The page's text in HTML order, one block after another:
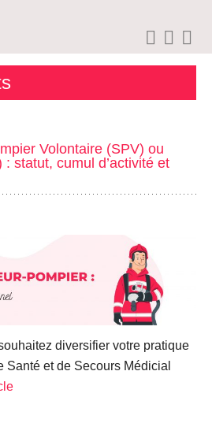
Volontaire (SPV) ou
statut, cumul d’activité et
diversifier votre pratique
Santé et de Secours Médicial